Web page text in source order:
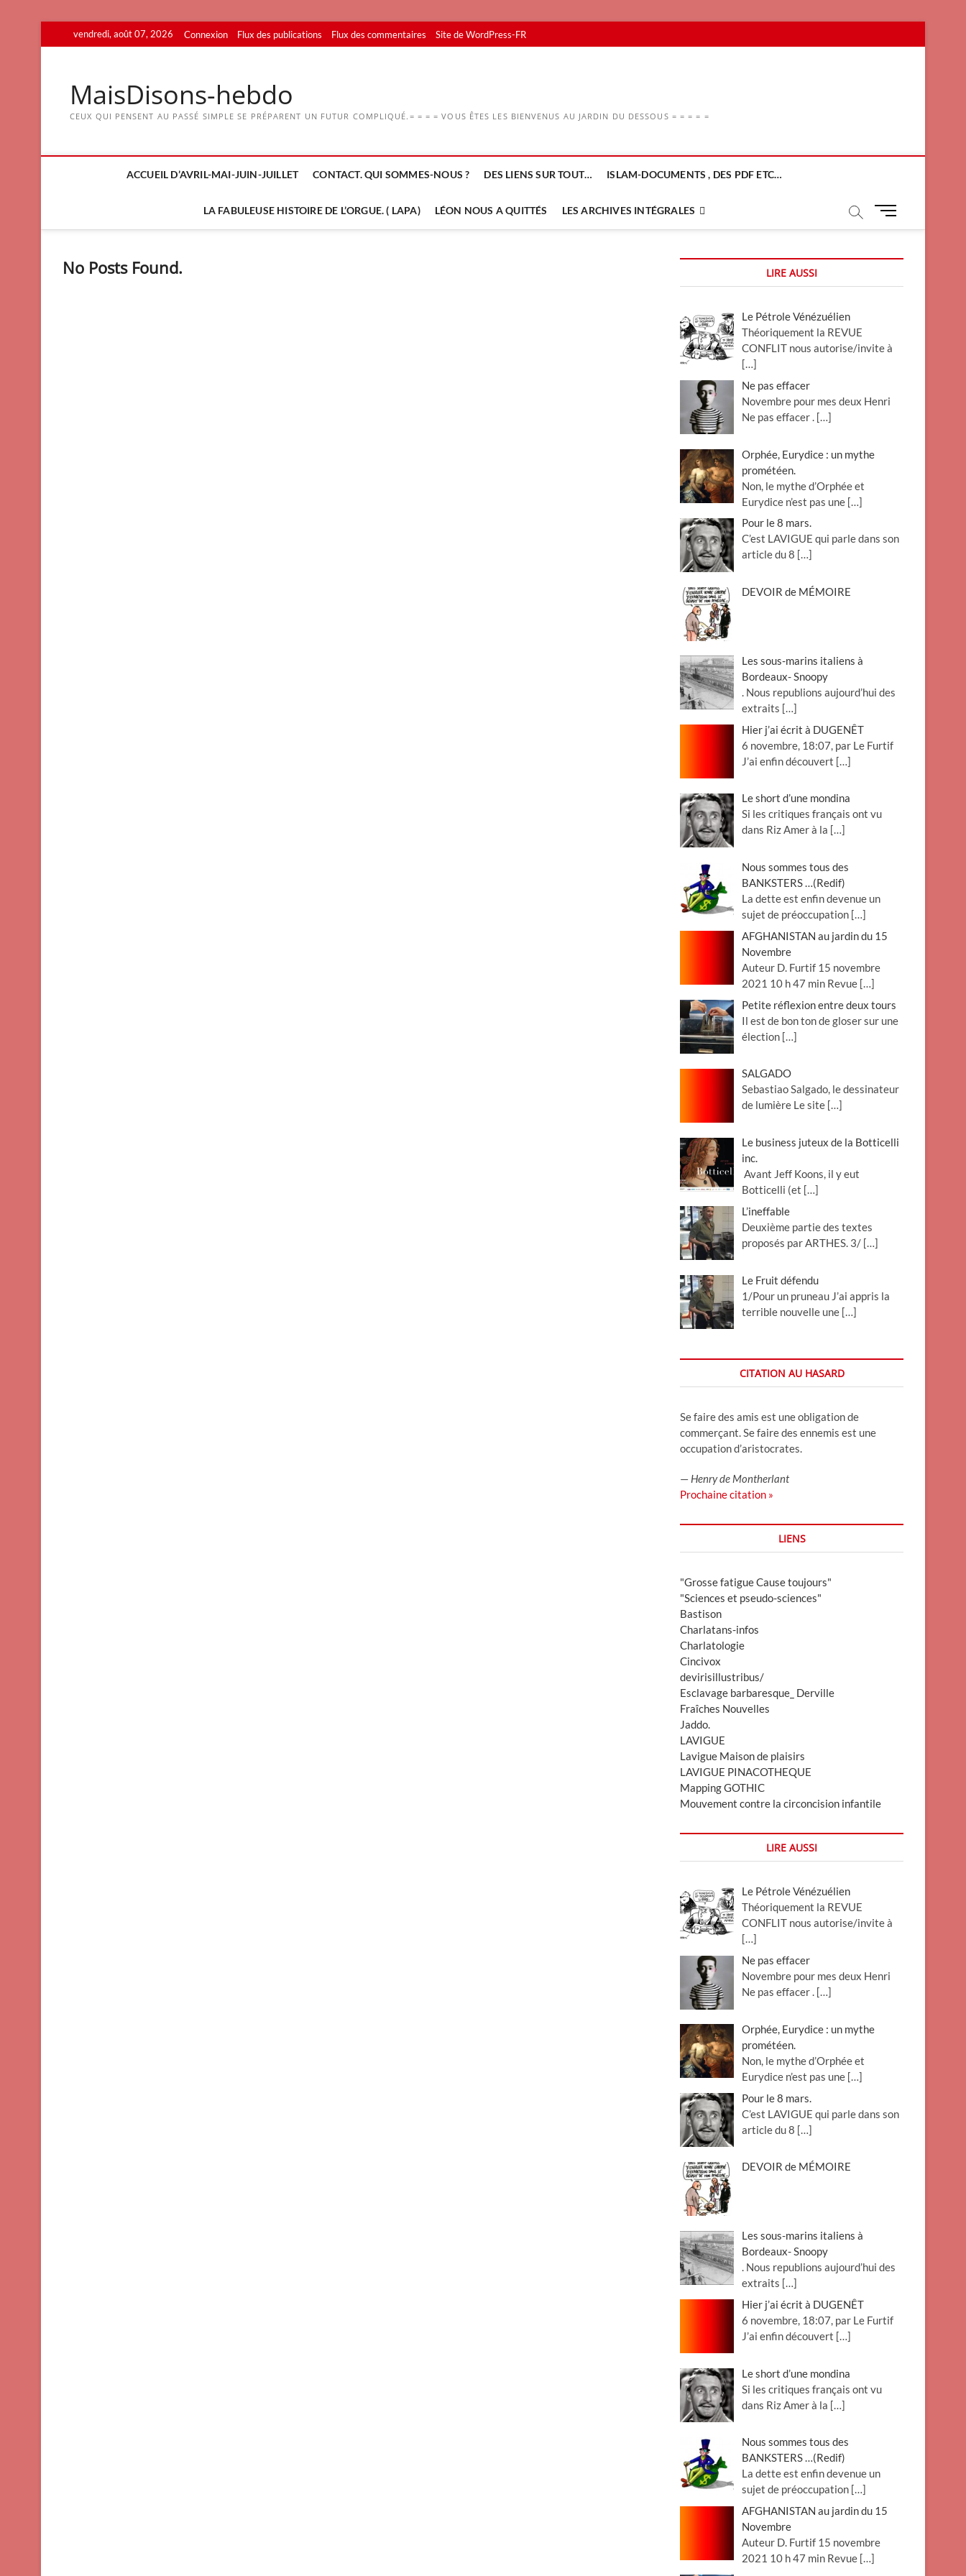
to
vendredi, août 07, 2026 Connexion Flux des publications Flux des commentaires Site de WordPress-FR
MaisDisons-hebdo
CEUX QUI PENSENT AU PASSÉ SIMPLE SE PRÉPARENT UN FUTUR COMPLIQUÉ.= = = = VOUS ÊTES LES BIENVENUS AU JARDIN DU DESSOUS = = = = =
ACCUEIL D’AVRIL-MAI-JUIN-JUILLET CONTACT. QUI SOMMES-NOUS ? DES LIENS SUR TOUT… ISLAM-DOCUMENTS , DES PDF ETC…
LA FABULEUSE HISTOIRE DE L’ORGUE. ( LAPA) LÉON NOUS A QUITTÉS LES ARCHIVES INTÉGRALES
M
u
u
n
No Posts Found. LIRE AUSSI
Le Pétrole Vénézuélien
Théoriquement la REVUE
CONFLIT nous autorise/invite à
[…]
Ne pas effacer
Novembre pour mes deux Henri
Ne pas effacer . […]
Orphée, Eurydice : un mythe
prométéen.
Non, le mythe d’Orphée et
Eurydice n’est pas une […]
Pour le 8 mars.
C’est LAVIGUE qui parle dans son
article du 8 […]
DEVOIR de MÉMOIRE
Les sous-marins italiens à
Bordeaux- Snoopy
. Nous republions aujourd’hui des
extraits […]
Hier j’ai écrit à DUGENÊT
6 novembre, 18:07, par Le Furtif
J’ai enfin découvert […]
Le short d’une mondina
Si les critiques français ont vu
dans Riz Amer à la […]
Nous sommes tous des
BANKSTERS …(Redif)
La dette est enfin devenue un
sujet de préoccupation […]
AFGHANISTAN au jardin du 15
Novembre
Auteur D. Furtif 15 novembre
2021 10 h 47 min Revue […]
Petite réflexion entre deux tours
Il est de bon ton de gloser sur une
élection […]
SALGADO
Sebastiao Salgado, le dessinateur
de lumière Le site […]
Le business juteux de la Botticelli
inc.
Avant Jeff Koons, il y eut
Botticelli (et […]
L’ineffable
Deuxième partie des textes
proposés par ARTHES. 3/ […]
Le Fruit défendu
1/Pour un pruneau J’ai appris la
terrible nouvelle une […]
CITATION AU HASARD
Se faire des amis est une obligation de
commerçant. Se faire des ennemis est une
occupation d’aristocrates.
— Henry de Montherlant
Prochaine citation »
LIENS
"Grosse fatigue Cause toujours"
"Sciences et pseudo-sciences"
Bastison
Charlatans-infos
Charlatologie
Cincivox
devirisillustribus/
Esclavage barbaresque_ Derville
Fraîches Nouvelles
Jaddo.
LAVIGUE
Lavigue Maison de plaisirs
LAVIGUE PINACOTHEQUE
Mapping GOTHIC
Mouvement contre la circoncision infantile
LIRE AUSSI
Le Pétrole Vénézuélien
Théoriquement la REVUE
CONFLIT nous autorise/invite à
[…]
Ne pas effacer
Novembre pour mes deux Henri
Ne pas effacer . […]
Orphée, Eurydice : un mythe
prométéen.
Non, le mythe d’Orphée et
Eurydice n’est pas une […]
Pour le 8 mars.
C’est LAVIGUE qui parle dans son
article du 8 […]
DEVOIR de MÉMOIRE
Les sous-marins italiens à
Bordeaux- Snoopy
. Nous republions aujourd’hui des
extraits […]
Hier j’ai écrit à DUGENÊT
6 novembre, 18:07, par Le Furtif
J’ai enfin découvert […]
Le short d’une mondina
Si les critiques français ont vu
dans Riz Amer à la […]
Nous sommes tous des
BANKSTERS …(Redif)
La dette est enfin devenue un
sujet de préoccupation […]
AFGHANISTAN au jardin du 15
Novembre
Auteur D. Furtif 15 novembre
2021 10 h 47 min Revue […]